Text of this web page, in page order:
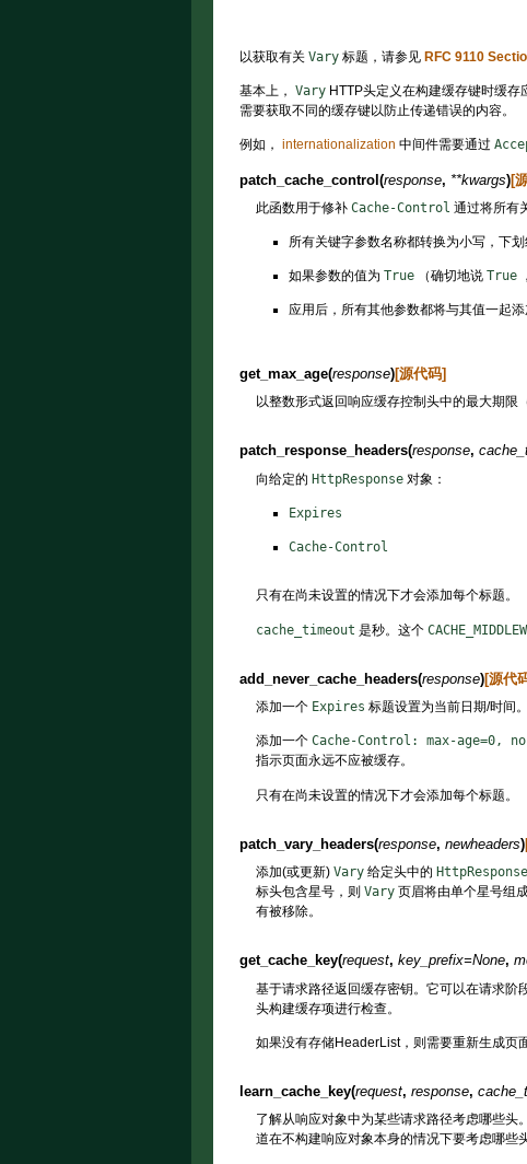
以获取有关 Vary标题，请参见 RFC 9110
基本上， VaryHTTP头定义在构建缓存键时缓存
需要获取不同的缓存键以防止传递错误的内容。
例如， internationalization 中间件需要通过
patch_cache_control(response, **kwargs)[
此函数用于修补 Cache-Control 通过将所有
所有关键字参数名称都转换为小写，下划
如果参数的值为 True（确切地说 True
应用后，所有其他参数都将与其值一起添
get_max_age(response)[源代码]
以整数形式返回响应缓存控制头中的最大期限
patch_response_headers(response,
向给定的 HttpResponse对象：
Expires
Cache-Control
只有在尚未设置的情况下才会添加每个标题。
cache_timeout 是秒。这个
add_never_cache_headers(response)[源代
添加一个 Expires 标题设置为当前日期/时间。
添加一个 Cache-Control: max-age=0,
指示页面永远不应被缓存。
只有在尚未设置的情况下才会添加每个标题。
patch_vary_headers(response, newheaders)
添加(或更新) Vary给定头中的 HttpResponse
标头包含星号，则 Vary页眉将由单个星号组
有被移除。
get_cache_key(request, key_prefix=None,
基于请求路径返回缓存密钥。它可以在请求阶
头构建缓存项进行检查。
如果没有存储HeaderList，则需要重新生成页
learn_cache_key(request, response,
了解从响应对象中为某些请求路径考虑哪些头
道在不构建响应对象本身的情况下要考虑哪些